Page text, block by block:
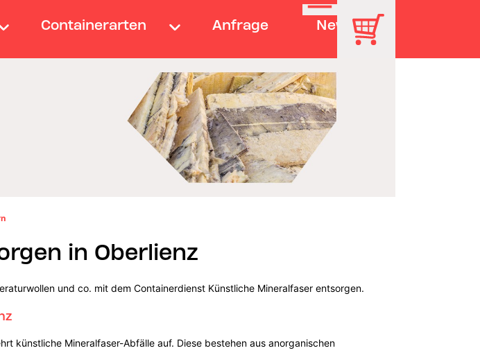
Containerarten Anfrage News
in Oberlienz
und co. mit dem Containerdienst Künstliche Mineralfaser entsorgen.
künstliche Mineralfaser-Abfälle auf. Diese bestehen aus anorganischen